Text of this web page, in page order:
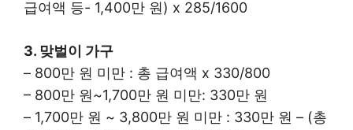
급여액 등- 1,400만 원) x 285/1600
3. 맞벌이 가구
– 800만 원 미만 : 총 급여액 x 330/800
– 800만 원~1,700만 원 미만: 330만 원
– 1,700만 원 ~ 3,800만 원 미만 : 330만 원 – (총